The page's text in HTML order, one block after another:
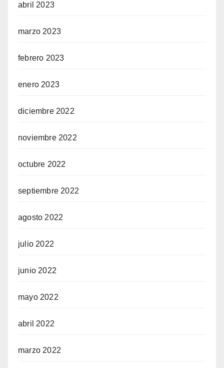
abril 2023
marzo 2023
febrero 2023
enero 2023
diciembre 2022
noviembre 2022
octubre 2022
septiembre 2022
agosto 2022
julio 2022
junio 2022
mayo 2022
abril 2022
marzo 2022